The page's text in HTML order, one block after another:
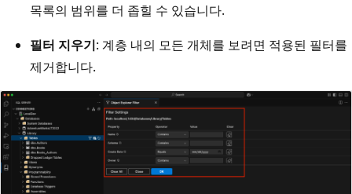
목록의 범위를 더 좁힐 수 있습니다.
필터 지우기: 계층 내의 모든 개체를 보려면 적용된 필터를
제거합니다.